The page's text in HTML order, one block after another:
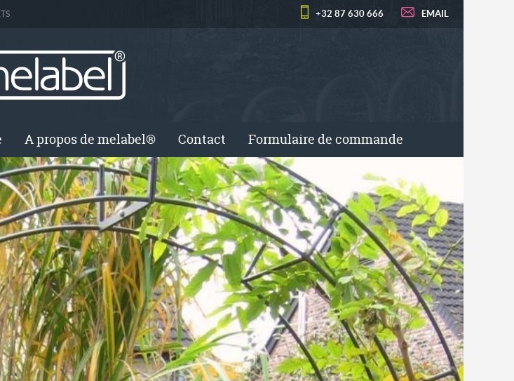
+32 87 630 666 EMAIL
A propos de melabel® Contact Formulaire de commande